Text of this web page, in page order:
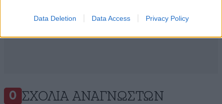
Data Deletion Data Access Privacy Policy
0 ΣΧΌΛΙΑ ΑΝΑΓΝΩΣΤΏΝ